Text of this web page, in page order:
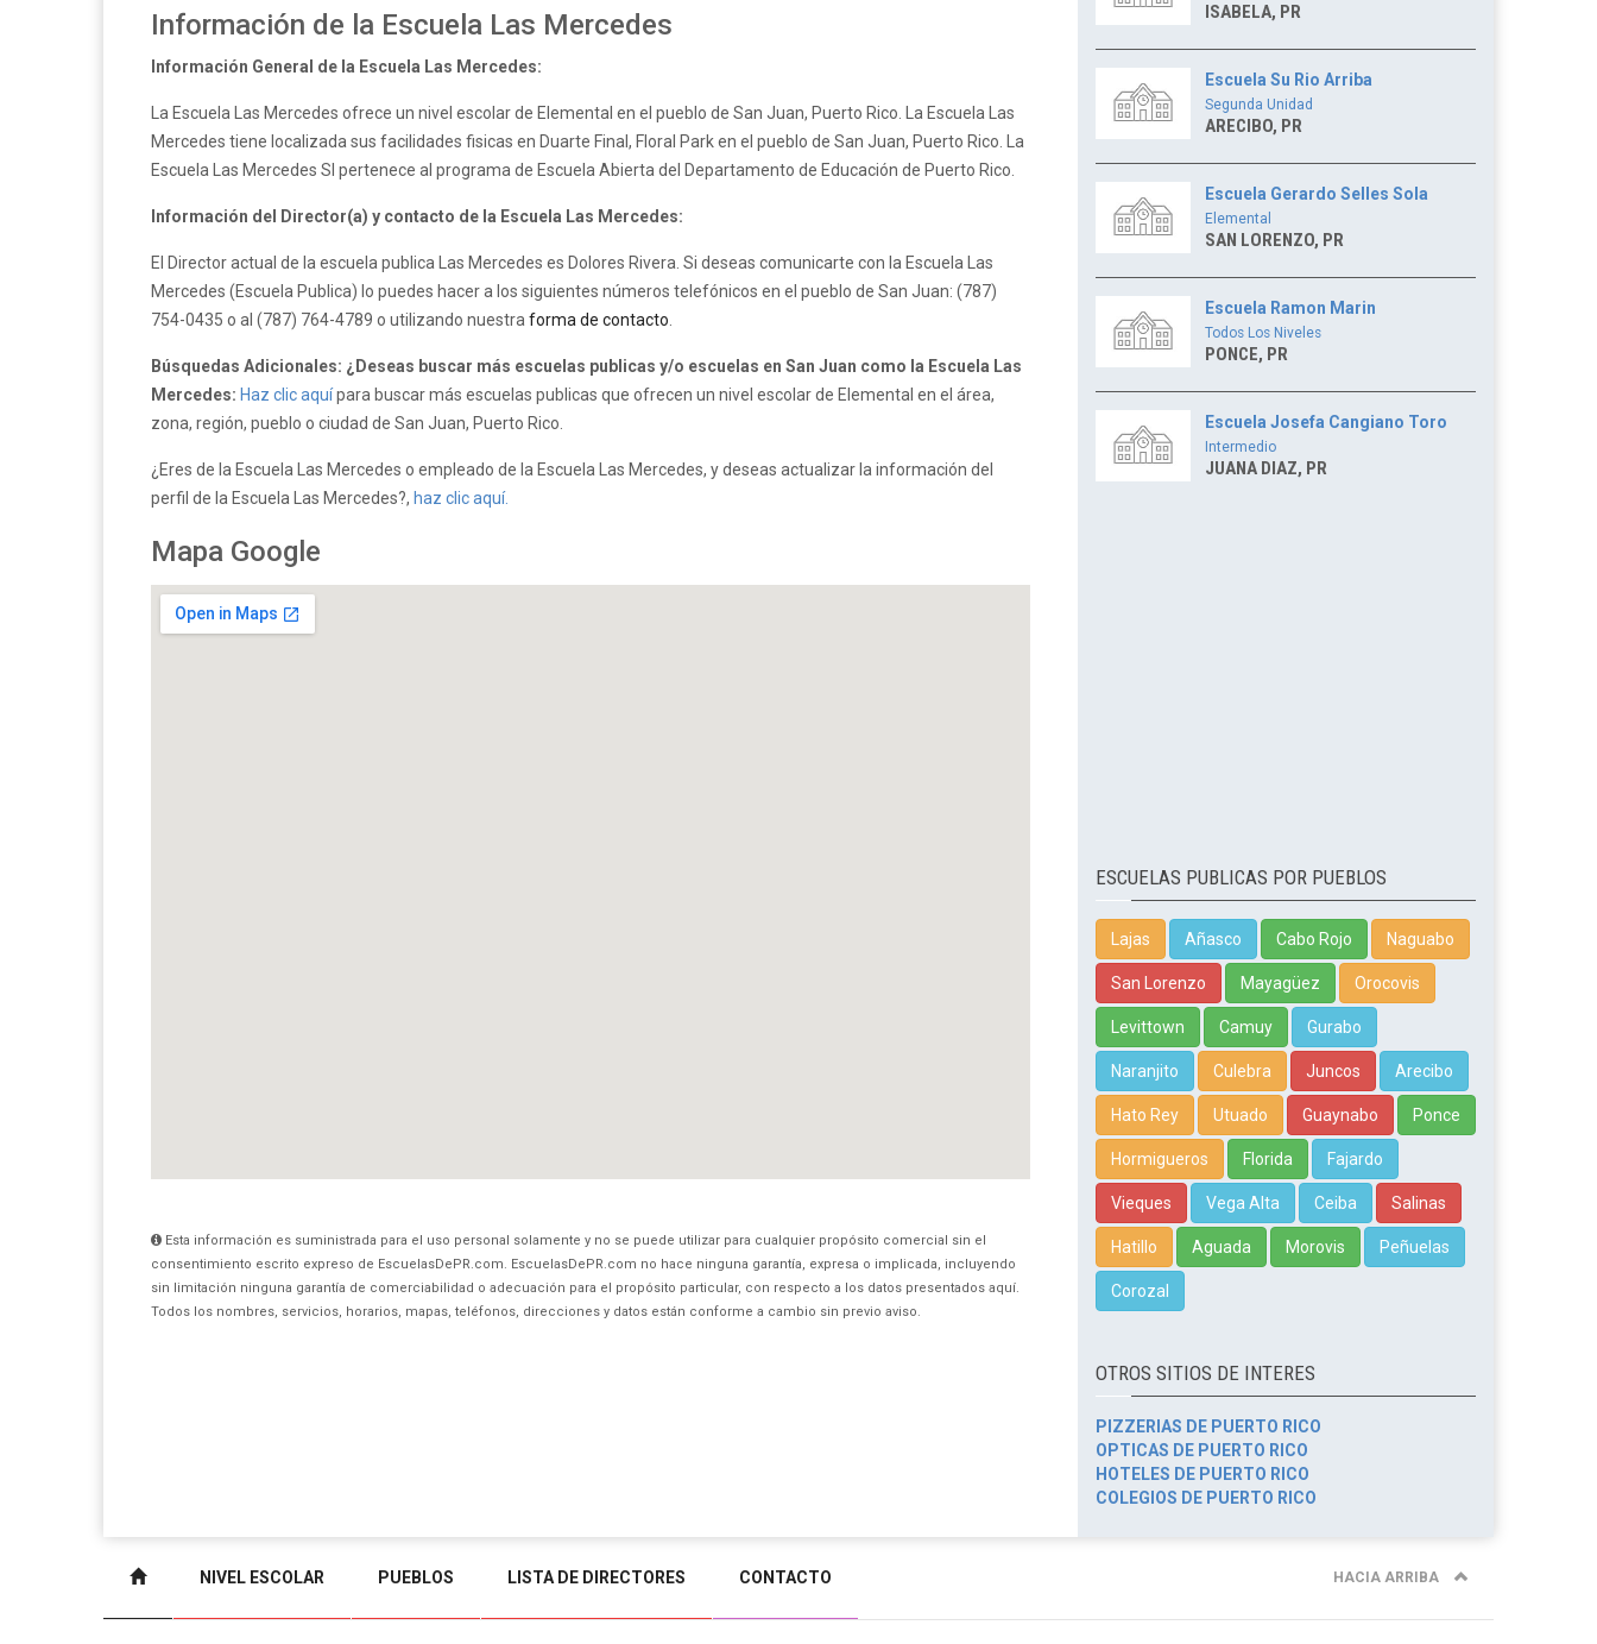
Información de la Escuela Las Mercedes
Información General de la Escuela Las Mercedes:
La Escuela Las Mercedes ofrece un nivel escolar de Elemental en el pueblo de San Juan, Puerto Rico. La Escuela Las
Mercedes tiene localizada sus facilidades fisicas en Duarte Final, Floral Park en el pueblo de San Juan, Puerto Rico. La
Escuela Las Mercedes SI pertenece al programa de Escuela Abierta del Departamento de Educación de Puerto Rico.
Información del Director(a) y contacto de la Escuela Las Mercedes:
El Director actual de la escuela publica Las Mercedes es Dolores Rivera. Si deseas comunicarte con la Escuela Las
Mercedes (Escuela Publica) lo puedes hacer a los siguientes números telefónicos en el pueblo de San Juan: (787)
754-0435 o al (787) 764-4789 o utilizando nuestra forma de contacto
Búsquedas Adicionales: ¿Deseas buscar más escuelas publicas y/o escuelas en San Juan como la Escuela Las
Mercedes: Haz clic aquípara buscar más escuelas publicas que ofrecen un nivel escolar de Elemental en el área,
zona, región, pueblo o ciudad de San Juan, Puerto Rico.
¿Eres de la Escuela Las Mercedes o empleado de la Escuela Las Mercedes, y deseas actualizar la información del
perfil de la Escuela Las Mercedes?, haz clic aquí.
Mapa Google
Esta información es suministrada para el uso personal solamente y no se puede utilizar para cualquier propósito comercial sin el
consentimiento escrito expreso de EscuelasDePR.com. EscuelasDePR.com no hace ninguna garantía, expresa o implicada, incluyendo
sin limitación ninguna garantía de comerciabilidad o adecuación para el propósito particular, con respecto a los datos presentados aquí.
Todos los nombres, servicios, horarios, mapas, teléfonos, direcciones y datos están conforme a cambio sin previo aviso.
ISABELA, PR
Escuela Su Rio Arriba
Segunda Unidad
ARECIBO, PR
Escuela Gerardo Selles Sola
Elemental
SAN LORENZO, PR
Escuela Ramon Marin
Todos Los Niveles
PONCE, PR
Escuela Josefa Cangiano Toro
Intermedio
JUANA DIAZ, PR
ESCUELAS PUBLICAS POR PUEBLOS
Lajas Añasco Cabo Rojo Naguabo
San Lorenzo Mayagüez Orocovis
Levittown Camuy Gurabo
Naranjito Culebra Juncos Arecibo
Hato Rey Utuado Guaynabo Ponce
Hormigueros Florida Fajardo
Vieques Vega Alta Ceiba Salinas
Hatillo Aguada Morovis Peñuelas
Corozal
OTROS SITIOS DE INTERES
PIZZERIAS DE PUERTO RICO
OPTICAS DE PUERTO RICO
HOTELES DE PUERTO RICO
COLEGIOS DE PUERTO RICO
NIVEL ESCOLAR PUEBLOS LISTA DE DIRECTORES CONTACTO HACIA ARRIBA